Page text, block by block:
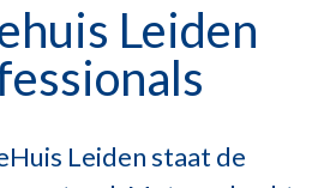
Leiden
Leiden staat de